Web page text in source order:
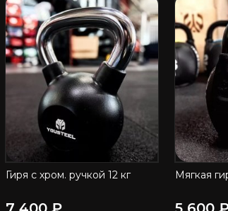
ПЕРЕЙТИ
Гиря с хром. ручкой 12 кг Мягкая